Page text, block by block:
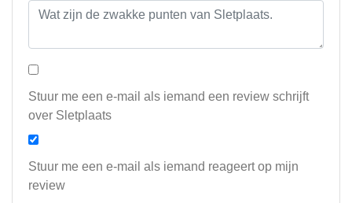
Stuur me een e-mail als iemand een review schrijft
over Sletplaats
Stuur me een e-mail als iemand reageert op mijn
review